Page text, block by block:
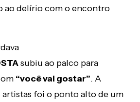
ao delírio com o encontro
subiu ao palco para
“você vai gostar”. A
artistas foi o ponto alto de um